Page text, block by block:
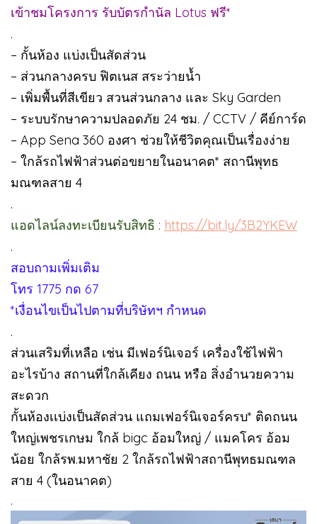
เข้าชมโครงการ รับบัตรกำนัล Lotus ฟรี*
.
– กั้นห้อง แบ่งเป็นสัดส่วน
– ส่วนกลางครบ ฟิตเนส สระว่ายน้ำ
– เพิ่มพื้นที่สีเขียว สวนส่วนกลาง และ Sky Garden
– ระบบรักษาความปลอดภัย 24 ชม. / CCTV / คีย์การ์ด
– App Sena 360 องศา ช่วยให้ชีวิตคุณเป็นเรื่องง่าย
– ใกล้รถไฟฟ้าส่วนต่อขยายในอนาคต* สถานีพุทธ
มณฑลสาย 4
.
แอดไลน์ลงทะเบียนรับสิทธิ : https://bit.ly/3B2YKEW
.
สอบถามเพิ่มเติม
โทร 1775 กด 67
*เงื่อนไขเป็นไปตามที่บริษัทฯ กำหนด
.
ส่วนเสริมที่เหลือ เช่น มีเฟอร์นิเจอร์ เครื่องใช้ไฟฟ้า
อะไรบ้าง สถานที่ใกล้เคียง ถนน หรือ สิ่งอำนวยความ
สะดวก
กั้นห้องเเบ่งเป็นสัดส่วน แถมเฟอร์นิเจอร์ครบ* ติดถนน
ใหญ่เพชรเกษม ใกล้ bigc อ้อมใหญ่ / แมคโคร อ้อม
น้อย ใกล้รพ.มหาชัย 2 ใกล้รถไฟฟ้าสถานีพุทธมณฑล
สาย 4 (ในอนาคต)
.